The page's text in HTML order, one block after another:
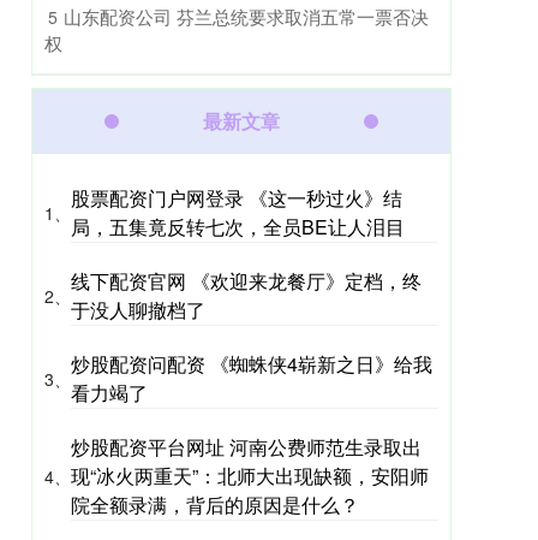
5 ​山东配资公司 芬兰总统要求取消五常一票否决
权
最新文章
1、
股票配资门户网登录 《这一秒过火》结
局，五集竟反转七次，全员BE让人泪目
2、
线下配资官网 《欢迎来龙餐厅》定档，终
于没人聊撤档了
3、
炒股配资问配资 《蜘蛛侠4崭新之日》给我
看力竭了
4、
炒股配资平台网址 河南公费师范生录取出
现“冰火两重天”：北师大出现缺额，安阳师
院全额录满，背后的原因是什么？